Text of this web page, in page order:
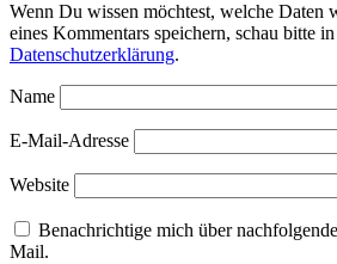
Wenn Du wissen möchtest, welche Daten
eines Kommentars speichern, schau bitte
Datenschutzerklärung.
Name
E-Mail-Adresse
Website
Benachrichtige mich über
Mail.